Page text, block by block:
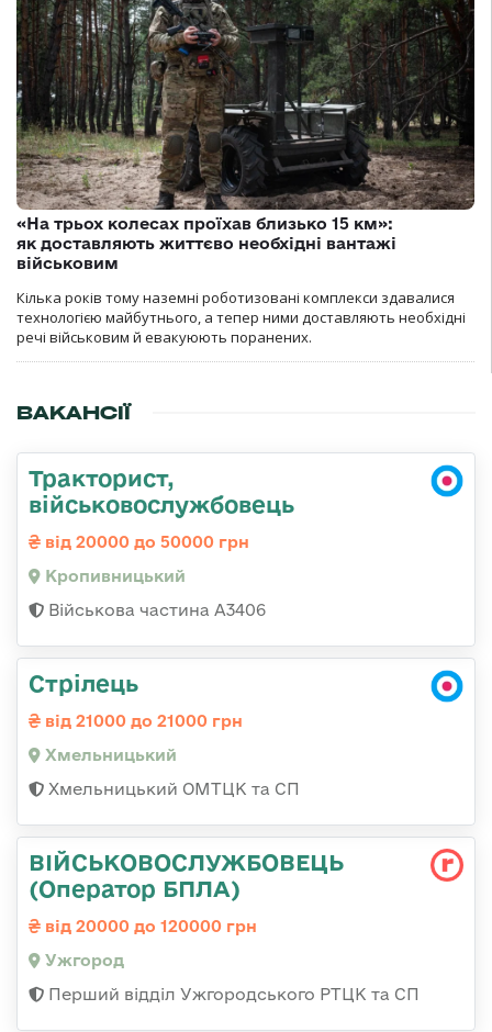
«На трьох колесах проїхав близько 15 км»:
як доставляють життєво необхідні вантажі
військовим
Кілька років тому наземні роботизовані комплекси здавалися
технологією майбутнього, а тепер ними доставляють необхідні
речі військовим й евакуюють поранених.
ВАКАНСІЇ
Тракторист,
військовослужбовець
від 20000 до 50000 грн
Кропивницький
Військова частина А3406
Стрілець
від 21000 до 21000 грн
Хмельницький
Хмельницький ОМТЦК та СП
ВІЙСЬКОВОСЛУЖБОВЕЦЬ
(Оператор БПЛА)
від 20000 до 120000 грн
Ужгород
Перший відділ Ужгородського РТЦК та СП